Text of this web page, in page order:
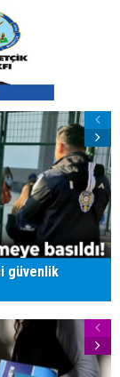
güvenlik